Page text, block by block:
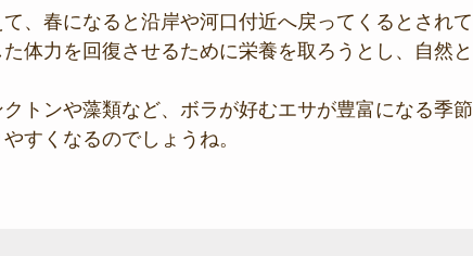
、春になると沿岸や河口付近へ戻ってくるとされて
体力を回復させるために栄養を取ろうとし、自然
トンや藻類など、ボラが好むエサが豊富になる季
すくなるのでしょうね。